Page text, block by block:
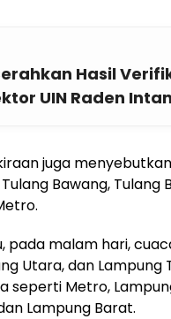
Hasil
UIN Raden
juga
Tulang Bawang,
pada malam hari,
Utara, dan
seperti Metro,
Lampung Barat.